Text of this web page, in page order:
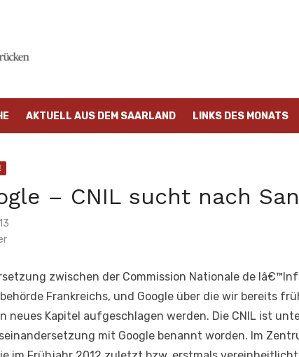
AKTUELL AUS DEM SAARLAND LINKS DES MONATS
– CNIL sucht nach
zwischen der Commission Nationale de
Frankreichs, und Google über die wir bereits
neues Kapitel aufgeschlagen werden. Die CNIL ist
mit Google benannt worden. Im